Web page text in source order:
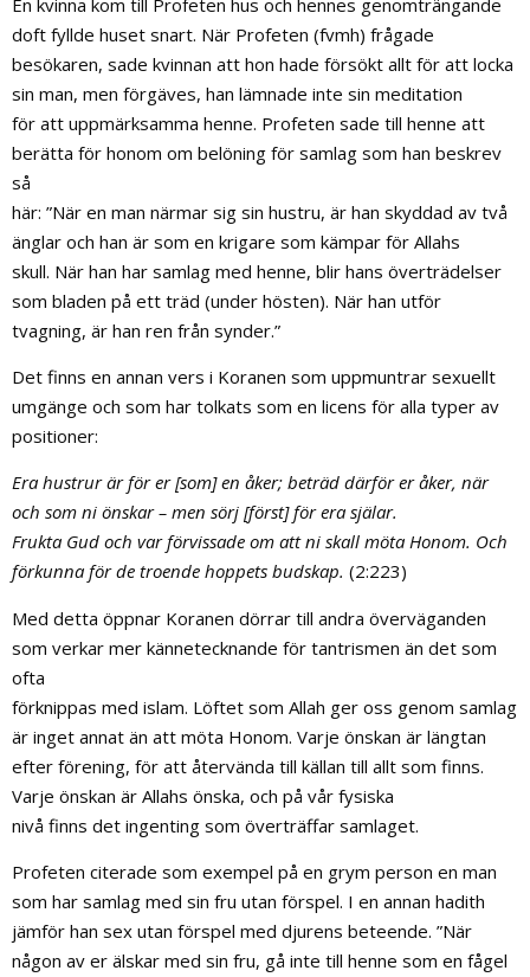
doft fyllde huset snart. När Profeten (fvmh) frågade
besökaren, sade kvinnan att hon hade försökt allt för att locka
sin man, men förgäves, han lämnade inte sin meditation
för att uppmärksamma henne. Profeten sade till henne att
berätta för honom om belöning för samlag som han beskrev
så
här: ”När en man närmar sig sin hustru, är han skyddad av två
änglar och han är som en krigare som kämpar för Allahs
skull. När han har samlag med henne, blir hans överträdelser
som bladen på ett träd (under hösten). När han utför
tvagning, är han ren från synder.”
Det finns en annan vers i Koranen som uppmuntrar sexuellt
umgänge och som har tolkats som en licens för alla typer av
positioner:
Era hustrur är för er [som] en åker; beträd därför er åker, när
och som ni önskar – men sörj [först] för era själar.
Frukta Gud och var förvissade om att ni skall möta Honom. Och
förkunna för de troende hoppets budskap. (2:223)
Med detta öppnar Koranen dörrar till andra överväganden
som verkar mer kännetecknande för tantrismen än det som
ofta
förknippas med islam. Löftet som Allah ger oss genom samlag
är inget annat än att möta Honom. Varje önskan är längtan
efter förening, för att återvända till källan till allt som finns.
Varje önskan är Allahs önska, och på vår fysiska
nivå finns det ingenting som överträffar samlaget.
Profeten citerade som exempel på en grym person en man
som har samlag med sin fru utan förspel. I en annan hadith
jämför han sex utan förspel med djurens beteende. ”När
någon av er älskar med sin fru, gå inte till henne som en fågel